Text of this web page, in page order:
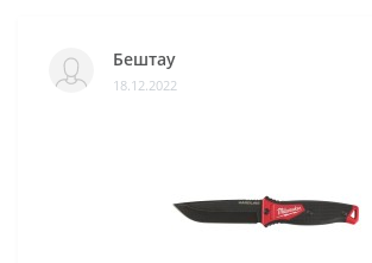
Бештау
18.12.2022